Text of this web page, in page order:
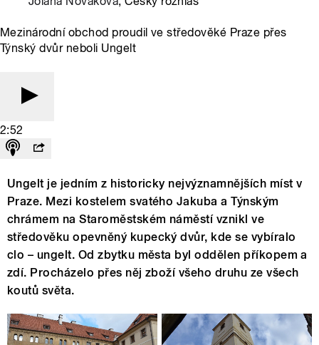
Mezinárodní obchod proudil ve středověké Praze přes
Týnský dvůr neboli Ungelt
2:52
Ungelt je jedním z historicky nejvýznamnějších míst v
Praze. Mezi kostelem svatého Jakuba a Týnským
chrámem na Staroměstském náměstí vznikl ve
středověku opevněný kupecký dvůr, kde se vybíralo
clo – ungelt. Od zbytku města byl oddělen příkopem a
zdí. Procházelo přes něj zboží všeho druhu ze všech
koutů světa.